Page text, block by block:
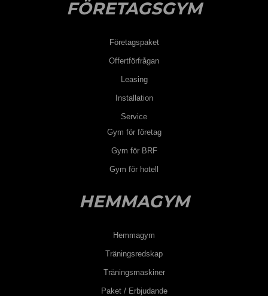
FÖRETAGSGYM
Företagspaket
Offertförfrågan
Leasing
Installation
Service
Gym för företag
Gym för BRF
Gym för hotell
HEMMAGYM
Hemmagym
Träningsredskap
Träningsmaskiner
Paket / Erbjudande